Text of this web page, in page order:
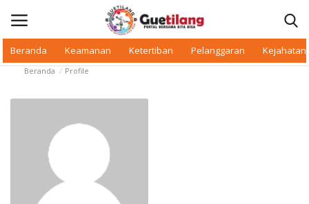
Beranda Keamanan Ketertiban Pelanggaran Kejahatan
Daerah
Makan Bergizi
Beranda Profile